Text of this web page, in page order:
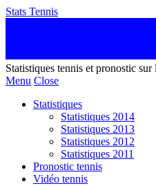
Stats Tennis
Statistiques tennis et pronostic sur
Menu Close
Statistiques
Statistiques 2014
Statistiques 2013
Statistiques 2012
Statistiques 2011
Pronostic tennis
Vidéo tennis